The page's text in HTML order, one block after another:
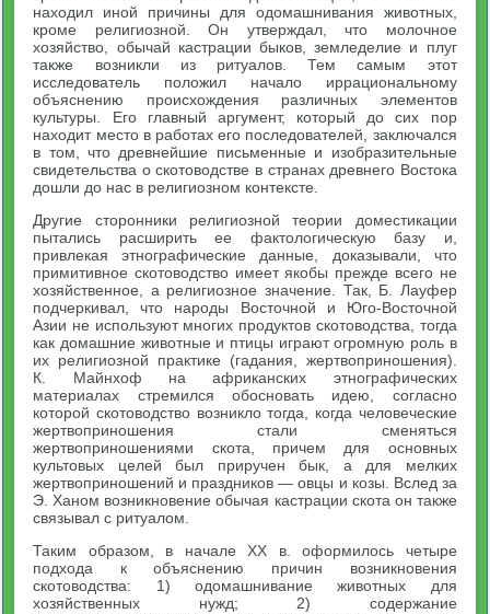
находил иной причины для одомашнивания животных,
кроме религиозной. Он утверждал, что молочное
хозяйство, обычай кастрации быков, земледелие и плуг
также возникли из ритуалов. Тем самым этот
исследователь положил начало иррациональному
объяснению происхождения различных элементов
культуры. Его главный аргумент, который до сих пор
находит место в работах его последователей, заключался
в том, что древнейшие письменные и изобразительные
свидетельства о скотоводстве в странах древнего Востока
дошли до нас в религиозном контексте.
Другие сторонники религиозной теории доместикации
пытались расширить ее фактологическую базу и,
привлекая этнографические данные, доказывали, что
примитивное скотоводство имеет якобы прежде всего не
хозяйственное, а религиозное значение. Так, Б. Лауфер
подчеркивал, что народы Восточной и Юго-Восточной
Азии не используют многих продуктов скотоводства, тогда
как домашние животные и птицы играют огромную роль в
их религиозной практике (гадания, жертвоприношения).
К. Майнхоф на африканских этнографических
материалах стремился обосновать идею, согласно
которой скотоводство возникло тогда, когда человеческие
жертвоприношения стали сменяться
жертвоприношениями скота, причем для основных
культовых целей был приручен бык, а для мелких
жертвоприношений и праздников — овцы и козы. Вслед за
Э. Ханом возникновение обычая кастрации скота он также
связывал с ритуалом.
Таким образом, в начале XX в. оформилось четыре
подхода к объяснению причин возникновения
скотоводства: 1) одомашнивание животных для
хозяйственных нужд; 2) содержание